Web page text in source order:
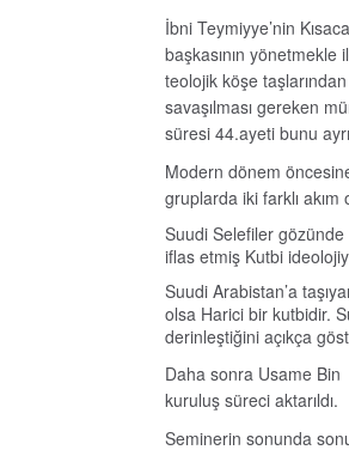
İbni Teymiyye’nin
başkasının
teolojik köşe
savaşılması gereken
süresi 44.ayeti bunu
Modern dönem
gruplarda iki farklı
Suudi Selefiler gözünde
iflas etmiş Kutbi
Suudi Arabistan’a
olsa Harici bir kutbidir.
derinleştiğini açıkça
Daha sonra Usame Bin
kuruluş süreci aktarıldı.
Seminerin sonunda